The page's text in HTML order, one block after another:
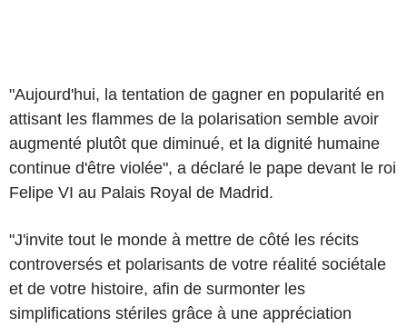
"Aujourd'hui, la tentation de gagner en popularité en
attisant les flammes de la polarisation semble avoir
augmenté plutôt que diminué, et la dignité humaine
continue d'être violée", a déclaré le pape devant le roi
Felipe VI au Palais Royal de Madrid.
"J'invite tout le monde à mettre de côté les récits
controversés et polarisants de votre réalité sociétale
et de votre histoire, afin de surmonter les
simplifications stériles grâce à une appréciation